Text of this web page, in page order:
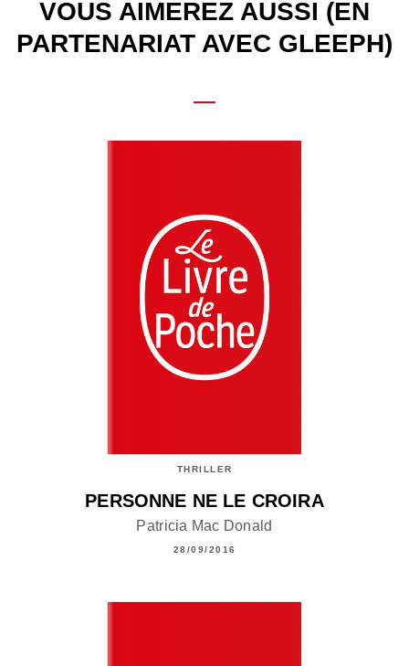
VOUS AIMEREZ AUSSI (EN
PARTENARIAT AVEC GLEEPH)
THRILLER
PERSONNE NE LE CROIRA
Patricia Mac Donald
28/09/2016